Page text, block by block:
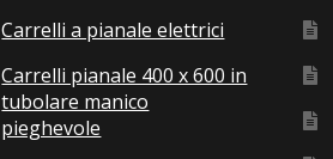
Carrelli a pianale elettrici
Carrelli pianale 400 x 600 in
tubolare manico
pieghevole